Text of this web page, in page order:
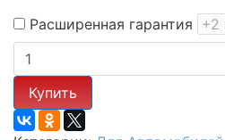
Расширенная гарантия
Купить